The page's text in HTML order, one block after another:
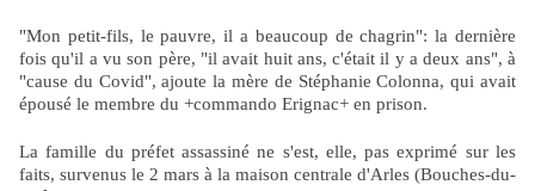
"Mon petit-fils, le pauvre, il a beaucoup de chagrin": la dernière
fois qu'il a vu son père, "il avait huit ans, c'était il y a deux ans", à
"cause du Covid", ajoute la mère de Stéphanie Colonna, qui avait
épousé le membre du +commando Erignac+ en prison.
La famille du préfet assassiné ne s'est, elle, pas exprimé sur les
faits, survenus le 2 mars à la maison centrale d'Arles (Bouches-du-